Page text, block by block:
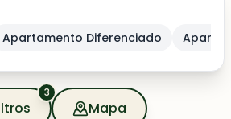
3
Mapa
Apartamento Diferenciado